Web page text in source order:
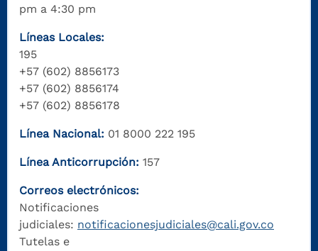
pm a 4:30 pm
Líneas Locales:
195
+57 (602) 8856173
+57 (602) 8856174
+57 (602) 8856178
Línea Nacional: 01 8000 222 195
Línea Anticorrupción: 157
Correos electrónicos:
Notificaciones
judiciales: notificacionesjudiciales@cali.gov.co
Tutelas e